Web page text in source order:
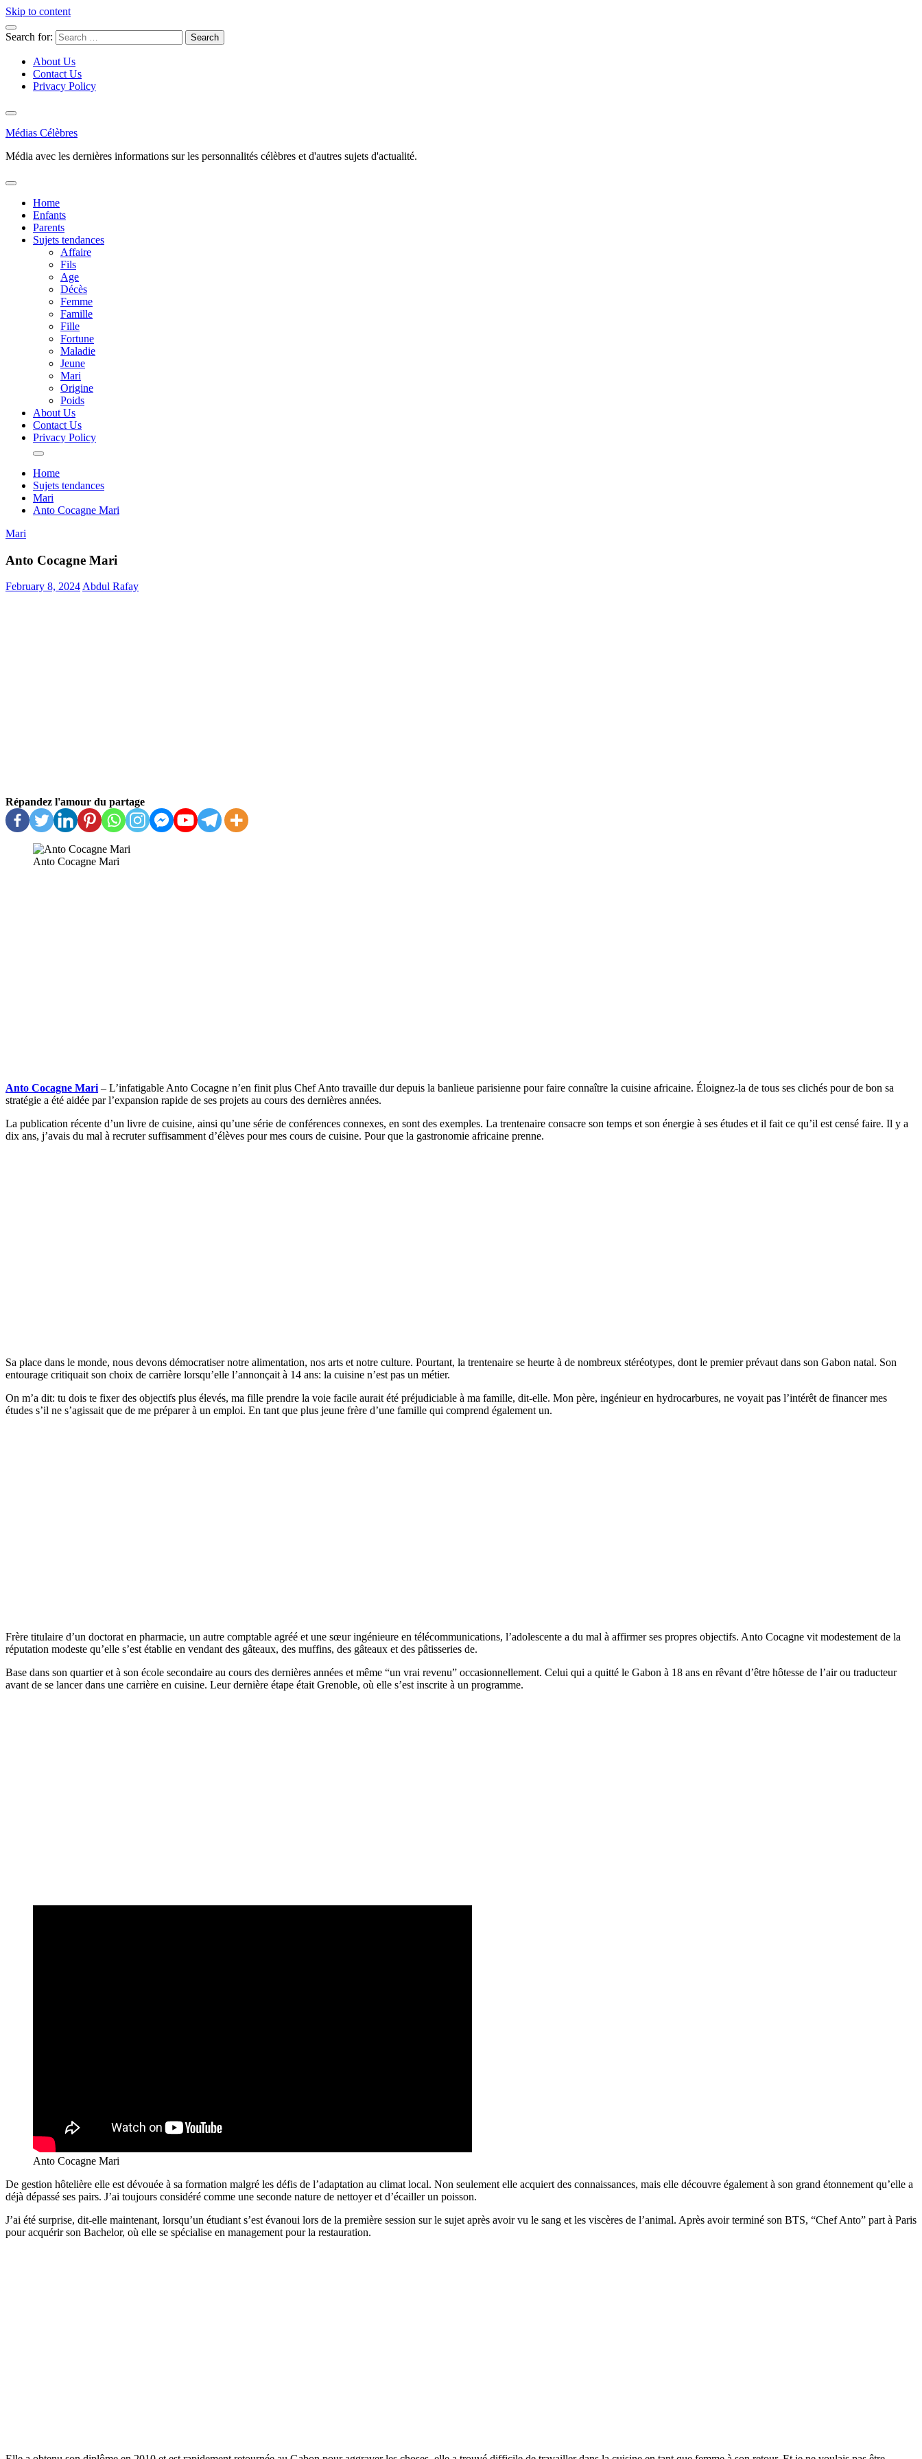
Skip to content
Search for:
About Us
Contact Us
Privacy Policy
Médias Célèbres
Média avec les dernières informations sur les personnalités célèbres et d'autres sujets d'actualité.
Home
Enfants
Parents
Sujets tendances
Affaire
Fils
Age
Décès
Femme
Famille
Fille
Fortune
Maladie
Jeune
Mari
Origine
Poids
About Us
Contact Us
Privacy Policy
Home
Sujets tendances
Mari
Anto Cocagne Mari
Mari
Anto Cocagne Mari
February 8, 2024Abdul Rafay
Répandez l'amour du partage
Anto Cocagne Mari
Anto Cocagne Mari– L’infatigable Anto Cocagne n’en finit plus Chef Anto travaille dur depuis la banlieue parisienne pour faire connaître la cuisine africaine. Éloignez-la de tous ses clichés pour de bon sa
stratégie a été aidée par l’expansion rapide de ses projets au cours des dernières années.
La publication récente d’un livre de cuisine, ainsi qu’une série de conférences connexes, en sont des exemples. La trentenaire consacre son temps et son énergie à ses études et il fait ce qu’il est censé faire. Il y a
dix ans, j’avais du mal à recruter suffisamment d’élèves pour mes cours de cuisine. Pour que la gastronomie africaine prenne.
Sa place dans le monde, nous devons démocratiser notre alimentation, nos arts et notre culture. Pourtant, la trentenaire se heurte à de nombreux stéréotypes, dont le premier prévaut dans son Gabon natal. Son
entourage critiquait son choix de carrière lorsqu’elle l’annonçait à 14 ans: la cuisine n’est pas un métier.
On m’a dit: tu dois te fixer des objectifs plus élevés, ma fille prendre la voie facile aurait été préjudiciable à ma famille, dit-elle. Mon père, ingénieur en hydrocarbures, ne voyait pas l’intérêt de financer mes
études s’il ne s’agissait que de me préparer à un emploi. En tant que plus jeune frère d’une famille qui comprend également un.
Frère titulaire d’un doctorat en pharmacie, un autre comptable agréé et une sœur ingénieure en télécommunications, l’adolescente a du mal à affirmer ses propres objectifs. Anto Cocagne vit modestement de la
réputation modeste qu’elle s’est établie en vendant des gâteaux, des muffins, des gâteaux et des pâtisseries de.
Base dans son quartier et à son école secondaire au cours des dernières années et même “un vrai revenu” occasionnellement. Celui qui a quitté le Gabon à 18 ans en rêvant d’être hôtesse de l’air ou traducteur
avant de se lancer dans une carrière en cuisine. Leur dernière étape était Grenoble, où elle s’est inscrite à un programme.
Anto Cocagne Mari
De gestion hôtelière elle est dévouée à sa formation malgré les défis de l’adaptation au climat local. Non seulement elle acquiert des connaissances, mais elle découvre également à son grand étonnement qu’elle a
déjà dépassé ses pairs. J’ai toujours considéré comme une seconde nature de nettoyer et d’écailler un poisson.
J’ai été surprise, dit-elle maintenant, lorsqu’un étudiant s’est évanoui lors de la première session sur le sujet après avoir vu le sang et les viscères de l’animal. Après avoir terminé son BTS, “Chef Anto” part à Paris
pour acquérir son Bachelor, où elle se spécialise en management pour la restauration.